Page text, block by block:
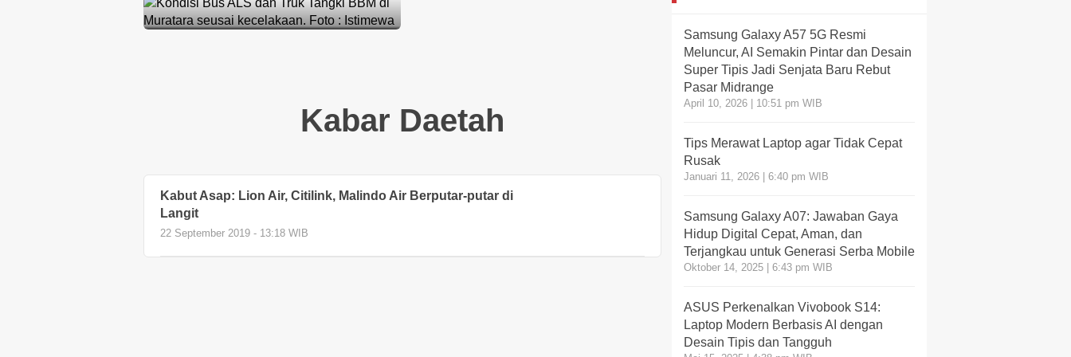
Kabar Daetah
Kabut Asap: Lion Air, Citilink, Malindo Air Berputar-putar di
Langit
22 September 2019 - 13:18 WIB
Samsung Galaxy A57 5G Resmi
Meluncur, AI Semakin Pintar dan Desain
Super Tipis Jadi Senjata Baru Rebut
Pasar Midrange
April 10, 2026 | 10:51 pm WIB
Tips Merawat Laptop agar Tidak Cepat
Rusak
Januari 11, 2026 | 6:40 pm WIB
Samsung Galaxy A07: Jawaban Gaya
Hidup Digital Cepat, Aman, dan
Terjangkau untuk Generasi Serba Mobile
Oktober 14, 2025 | 6:43 pm WIB
ASUS Perkenalkan Vivobook S14:
Laptop Modern Berbasis AI dengan
Desain Tipis dan Tangguh